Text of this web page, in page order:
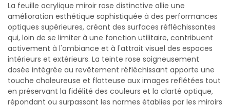
La feuille acrylique miroir rose distinctive allie une
amélioration esthétique sophistiquée à des performances
optiques supérieures, créant des surfaces réfléchissantes
qui, loin de se limiter à une fonction utilitaire, contribuent
activement à l'ambiance et à l'attrait visuel des espaces
intérieurs et extérieurs. La teinte rose soigneusement
dosée intégrée au revêtement réfléchissant apporte une
touche chaleureuse et flatteuse aux images reflétées tout
en préservant la fidélité des couleurs et la clarté optique,
répondant ou surpassant les normes établies par les miroirs